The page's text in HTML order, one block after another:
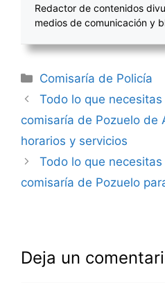
Redactor de contenidos
medios de comunicación y
Categorías
Comisaría de Policía
Navegación
Todo lo que
comisaría de Pozuelo de
horarios y servicios
Todo lo que
comisaría de Pozuelo
Deja un